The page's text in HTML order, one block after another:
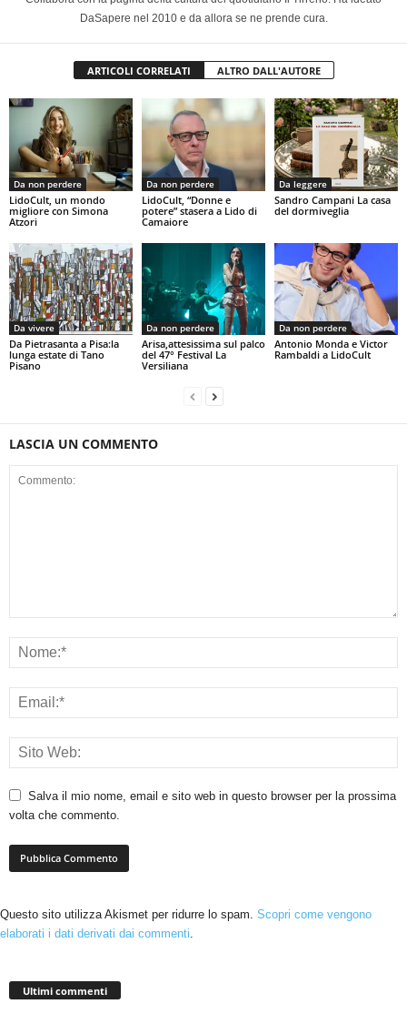
DaSapere nel 2010 e da allora se ne prende cura.
ARTICOLI CORRELATI ALTRO DALL'AUTORE
Da non perdere
LidoCult, un mondo
migliore con Simona
Atzori
Da non perdere
LidoCult, “Donne e
potere” stasera a Lido di
Camaiore
Da leggere
Sandro Campani La casa
del dormiveglia
Da vivere
Da Pietrasanta a Pisa:la
lunga estate di Tano
Pisano
Da non perdere
Arisa,attesissima sul palco
del 47° Festival La
Versiliana
Da non perdere
Antonio Monda e Victor
Rambaldi a LidoCult
LASCIA UN COMMENTO
Salva il mio nome, email e sito web in questo browser per la prossima
volta che commento.
Questo sito utilizza Akismet per ridurre lo spam. Scopri come vengono
elaborati i dati derivati dai commenti.
Ultimi commenti